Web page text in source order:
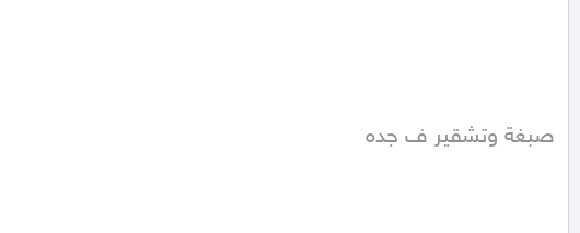
صبغة وتشقير ف جده